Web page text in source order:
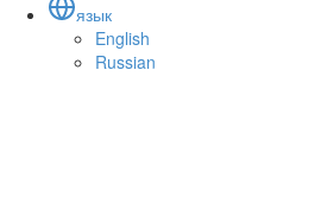
язык
English
Russian